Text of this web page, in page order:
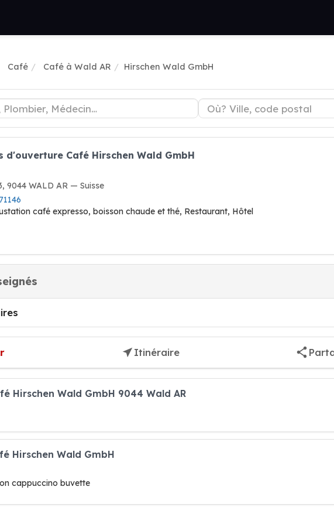
Café Café à Wald AR Hirschen Wald GmbH
d'ouverture Café Hirschen Wald GmbH
9044 WALD AR — Suisse
café expresso, boisson chaude et thé, Restaurant, Hôtel
Itinéraire
Hirschen Wald GmbH 9044 Wald AR
Hirschen Wald GmbH
cappuccino buvette